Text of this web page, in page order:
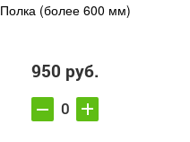
Полка (более 600 мм)
950 руб.